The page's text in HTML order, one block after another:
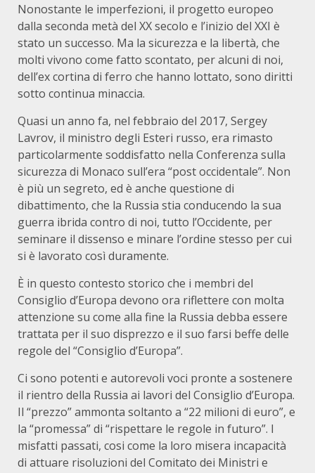
Nonostante le imperfezioni, il progetto europeo
dalla seconda metà del XX secolo e l’inizio del XXI è
stato un successo. Ma la sicurezza e la libertà, che
molti vivono come fatto scontato, per alcuni di noi,
dell’ex cortina di ferro che hanno lottato, sono diritti
sotto continua minaccia.
Quasi un anno fa, nel febbraio del 2017, Sergey
Lavrov, il ministro degli Esteri russo, era rimasto
particolarmente soddisfatto nella Conferenza sulla
sicurezza di Monaco sull’era “post occidentale”. Non
è più un segreto, ed è anche questione di
dibattimento, che la Russia stia conducendo la sua
guerra ibrida contro di noi, tutto l’Occidente, per
seminare il dissenso e minare l’ordine stesso per cui
si è lavorato così duramente.
È in questo contesto storico che i membri del
Consiglio d’Europa devono ora riflettere con molta
attenzione su come alla fine la Russia debba essere
trattata per il suo disprezzo e il suo farsi beffe delle
regole del “Consiglio d’Europa”.
Ci sono potenti e autorevoli voci pronte a sostenere
il rientro della Russia ai lavori del Consiglio d’Europa.
Il “prezzo” ammonta soltanto a “22 milioni di euro”, e
la “promessa” di “rispettare le regole in futuro”. I
misfatti passati, cosi come la loro misera incapacità
di attuare risoluzioni del Comitato dei Ministri e